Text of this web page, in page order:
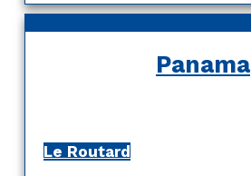
Panama
Le Routard